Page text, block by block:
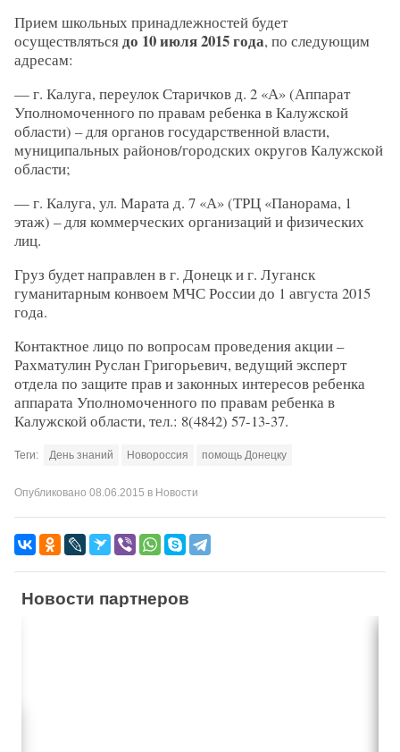
Прием школьных принадлежностей будет
осуществлятьсядо 10 июля 2015 года, по следующим
адресам:
— г. Калуга, переулок Старичков д. 2 «А» (Аппарат
Уполномоченного по правам ребенка в Калужской
области) – для органов государственной власти,
муниципальных районов/городских округов Калужской
области;
— г. Калуга, ул. Марата д. 7 «А» (ТРЦ «Панорама, 1
этаж) – для коммерческих организаций и физических
лиц.
Груз будет направлен в г. Донецк и г. Луганск
гуманитарным конвоем МЧС России до 1 августа 2015
года.
Контактное лицо по вопросам проведения акции –
Рахматулин Руслан Григорьевич, ведущий эксперт
отдела по защите прав и законных интересов ребенка
аппарата Уполномоченного по правам ребенка в
Калужской области, тел.: 8(4842) 57-13-37.
Теги: День знаний Новороссия помощь Донецку
Опубликовано 08.06.2015 в Новости
Новости партнеров